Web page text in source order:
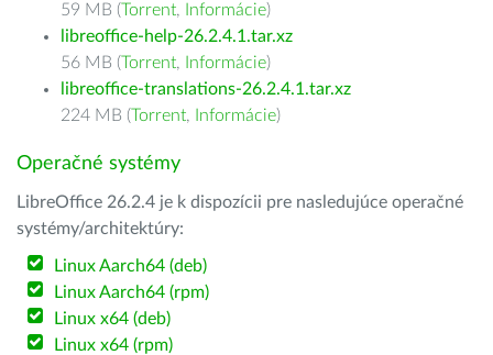
59 MB (Torrent, Informácie)
libreoffice-help-26.2.4.1.tar.xz
56 MB (Torrent, Informácie)
libreoffice-translations-26.2.4.1.tar.xz
224 MB (Torrent, Informácie)
Operačné systémy
LibreOffice 26.2.4 je k dispozícii pre nasledujúce operačné
systémy/architektúry:
Linux Aarch64 (deb)
Linux Aarch64 (rpm)
Linux x64 (deb)
Linux x64 (rpm)